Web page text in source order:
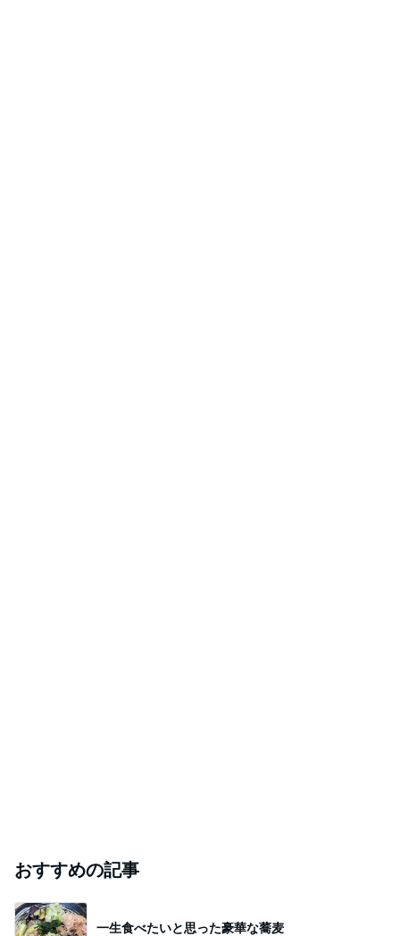
おすすめの記事
一生食べたいと思った豪華な蕎麦